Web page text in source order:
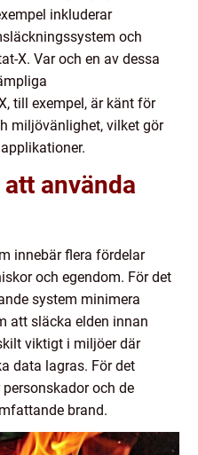
inkluderar
och
X. Var och en av dessa
till exempel, är känt för
miljövänlighet, vilket gör
använda
innebär flera fördelar
och egendom. För det
system minimera
att släcka elden innan
viktigt i miljöer där
data lagras. För det
och de
brand.